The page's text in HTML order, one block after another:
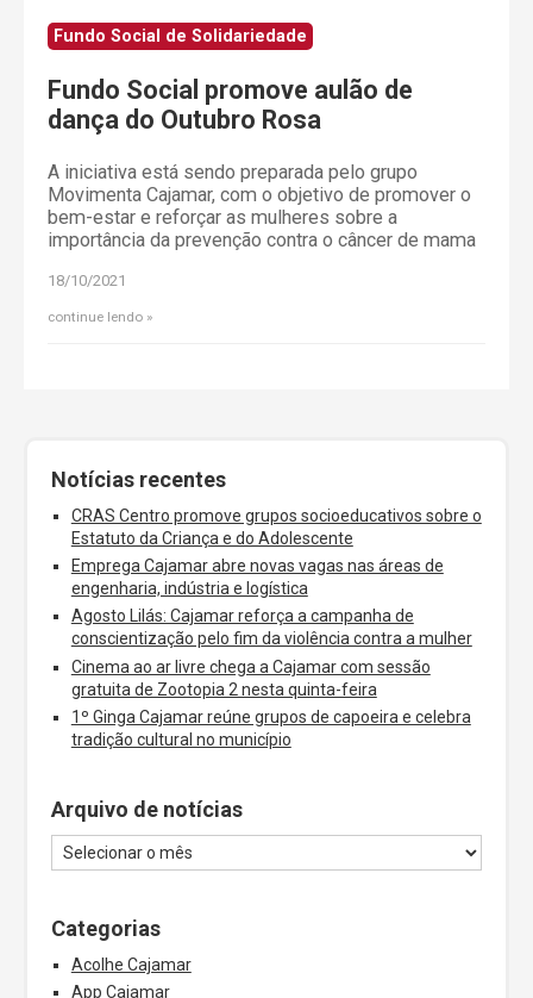
Fundo Social de Solidariedade
Fundo Social promove aulão de
dança do Outubro Rosa
A iniciativa está sendo preparada pelo grupo
Movimenta Cajamar, com o objetivo de promover o
bem-estar e reforçar as mulheres sobre a
importância da prevenção contra o câncer de mama
18/10/2021
continue lendo
Notícias recentes
CRAS Centro promove grupos socioeducativos sobre o
Estatuto da Criança e do Adolescente
Emprega Cajamar abre novas vagas nas áreas de
engenharia, indústria e logística
Agosto Lilás: Cajamar reforça a campanha de
conscientização pelo fim da violência contra a mulher
Cinema ao ar livre chega a Cajamar com sessão
gratuita de Zootopia 2 nesta quinta-feira
1º Ginga Cajamar reúne grupos de capoeira e celebra
tradição cultural no município
Arquivo de notícias
Categorias
Acolhe Cajamar
App Cajamar